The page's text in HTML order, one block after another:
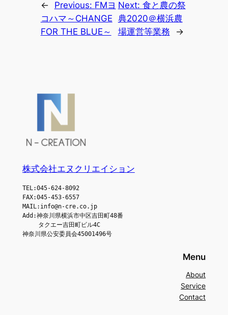
← Previous: FMヨ
コハマ～CHANGE
FOR THE BLUE～
Next: 食と農の祭
典2020＠横浜農
場運営等業務
→
株式会社エヌクリエイション
TEL:045-624-8092
FAX:045-453-6557
MAIL:info@n-cre.co.jp
Add:神奈川県横浜市中区吉田町48番
タクエー吉田町ビル4C
神奈川県公安委員会45001496号
Menu
About
Service
Contact